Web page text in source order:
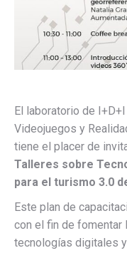
El laboratorio de I+D+I
Videojuegos y
tiene el placer de
Talleres sobre
para el turismo 3.0
Este plan de
con el fin de fomentar
tecnologías digitales